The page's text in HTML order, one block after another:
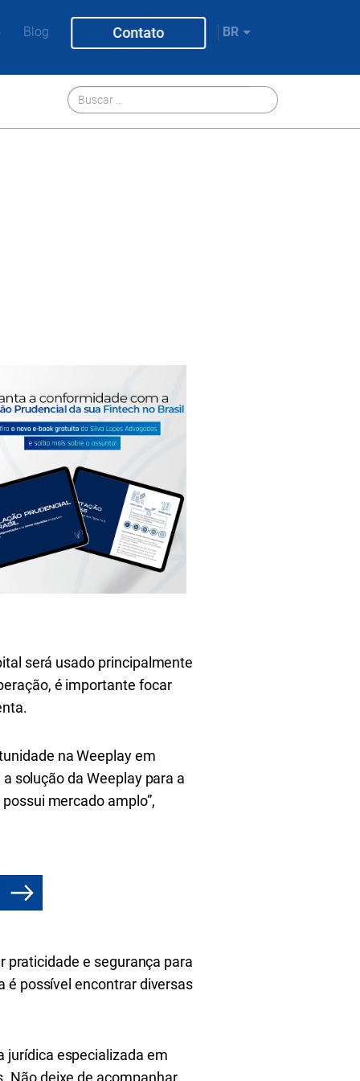
Blog Contato BR
será usado principalmente
é importante focar
na Weeplay em
solução da Weeplay ​para a
mercado amplo”,
praticidade e segurança para
é possível encontrar diversas
jurídica especializada em
Não deixe de acompanhar